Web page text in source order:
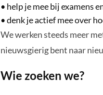
• help je mee bij examens
•denk je actief mee over
We werken steeds meer
nieuwsgierig bent naar
Wie zoeken we?